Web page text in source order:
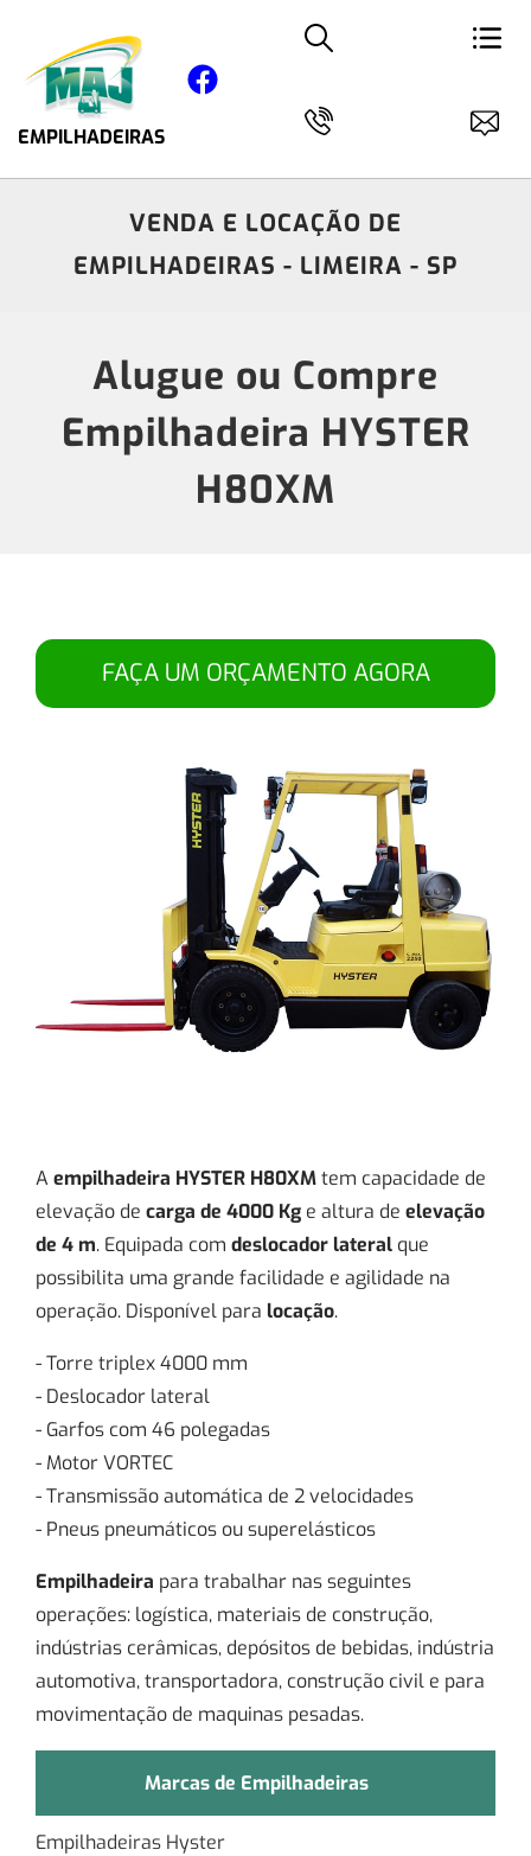
EMPILHADEIRAS
VENDA E LOCAÇÃO DE
EMPILHADEIRAS - LIMEIRA - SP
Alugue ou Compre
Empilhadeira HYSTER
H80XM
FAÇA UM ORÇAMENTO AGORA
A empilhadeira HYSTER H80XMtem capacidade de
elevação de carga de 4000 Kg e altura de elevação
de 4 m. Equipada com deslocador lateral que
possibilita uma grande facilidade e agilidade na
operação. Disponível para locação.
- Torre triplex 4000 mm
- Deslocador lateral
- Garfos com 46 polegadas
- Motor VORTEC
- Transmissão automática de 2 velocidades
- Pneus pneumáticos ou superelásticos
Empilhadeira para trabalhar nas seguintes
operações: logística, materiais de construção,
indústrias cerâmicas, depósitos de bebidas, indústria
automotiva, transportadora, construção civil e para
movimentação de maquinas pesadas.
Marcas de Empilhadeiras
Empilhadeiras Hyster